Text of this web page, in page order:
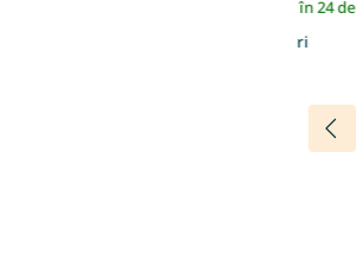
În stoc | Expediem în 24
Mai multe culori